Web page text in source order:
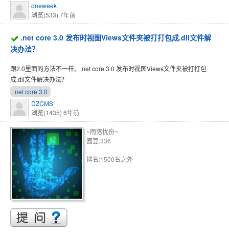
oneweek
浏览(533) 7年前
.net core 3.0 发布时视图Views文件夹被打打包成.dll文件解
决办法？
跟2.0里面的方法不一样。.net core 3.0 发布时视图Views文件夹被打打包
成.dll文件解决办法？
.net core 3.0
DZCMS
浏览(1435) 6年前
~雨落忧伤~
园豆:336
排名:1500名之外